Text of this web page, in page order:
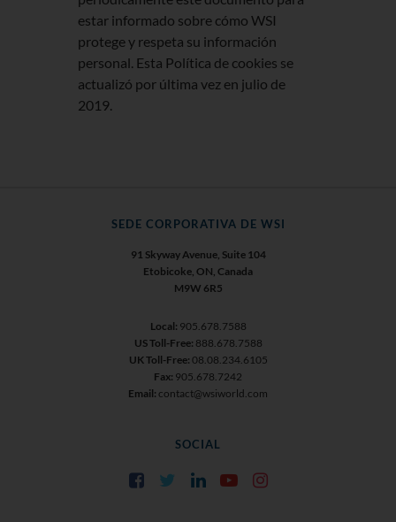
estar informado sobre cómo WSI
protege y respeta su información
personal. Esta Política de cookies se
actualizó por última vez en julio de
2019.
SEDE CORPORATIVA DE WSI
91 Skyway Avenue, Suite 104
Etobicoke, ON, Canada
M9W 6R5
Local: 905.678.7588
US Toll-Free: 888.678.7588
UK Toll-Free: 08.08.234.6105
Fax: 905.678.7242
Email: contact@wsiworld.com
SOCIAL
FacebookTwitter LinkedInYouTube